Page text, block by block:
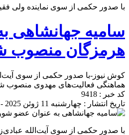
با صدور حکمی از سوی نماینده ولی
سامیه جهانشاهی
هرمزگان منصوب
کوش نیوز-با صدور حکمی از سوی
هماهنگی فعالیت‌های مهدوی منصوب
کد خبر : 9418
تاریخ انتشار : چهارشنبه 11 ژوئن 2025 - 14:21
با صدور حکمی از سوی آیت‌الله